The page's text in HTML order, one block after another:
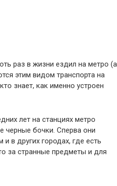
раз в жизни ездил на метро (а
этим видом транспорта на
знает, как именно устроен
лет на станциях метро
черные бочки. Сперва они
в других городах, где есть
за странные предметы и для